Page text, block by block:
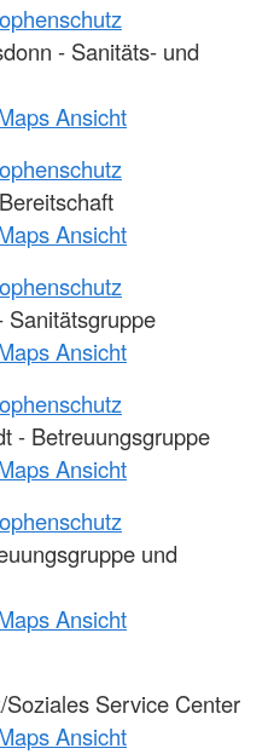
- Sanitäts- und
Ansicht
Ansicht
Sanitätsgruppe
Ansicht
- Betreuungsgruppe
Ansicht
und
Ansicht
Service Center
Ansicht